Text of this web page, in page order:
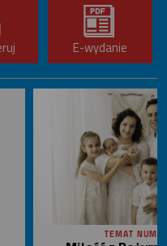
E-wydanie
TEMAT